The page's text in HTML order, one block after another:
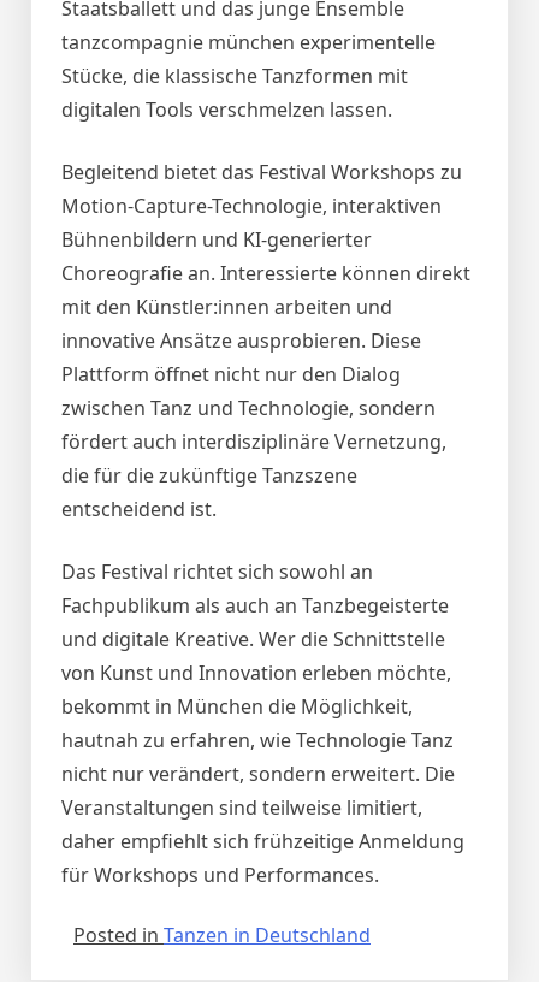
Staatsballett und das junge Ensemble
tanzcompagnie münchen experimentelle
Stücke, die klassische Tanzformen mit
digitalen Tools verschmelzen lassen.
Begleitend bietet das Festival Workshops zu
Motion-Capture-Technologie, interaktiven
Bühnenbildern und KI-generierter
Choreografie an. Interessierte können direkt
mit den Künstler:innen arbeiten und
innovative Ansätze ausprobieren. Diese
Plattform öffnet nicht nur den Dialog
zwischen Tanz und Technologie, sondern
fördert auch interdisziplinäre Vernetzung,
die für die zukünftige Tanzszene
entscheidend ist.
Das Festival richtet sich sowohl an
Fachpublikum als auch an Tanzbegeisterte
und digitale Kreative. Wer die Schnittstelle
von Kunst und Innovation erleben möchte,
bekommt in München die Möglichkeit,
hautnah zu erfahren, wie Technologie Tanz
nicht nur verändert, sondern erweitert. Die
Veranstaltungen sind teilweise limitiert,
daher empfiehlt sich frühzeitige Anmeldung
für Workshops und Performances.
Posted in Tanzen in Deutschland